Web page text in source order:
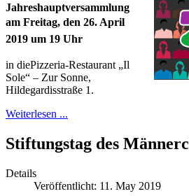
Jahreshauptversammlung
am Freitag, den 26. April
2019 um 19 Uhr
in diePizzeria‐Restaurant „Il
Sole“ – Zur Sonne,
Hildegardisstraße 1.
Weiterlesen ...
Stiftungstag des
Details
Veröffentlicht: 11. May 2019